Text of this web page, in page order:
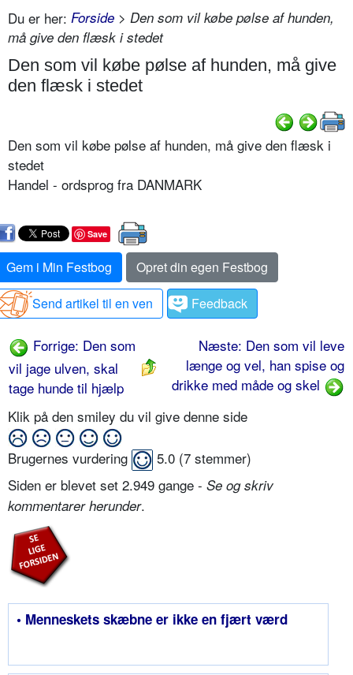
Du er her: Forside > Den som vil købe pølse af hunden,
må give den flæsk i stedet
Den som vil købe pølse af hunden, må give
den flæsk i stedet
Den som vil købe pølse af hunden, må give den flæsk i
stedet
Handel - ordsprog fra DANMARK
Save
Gem i Min Festbog
Opret din egen Festbog
Send artikel til en ven
Feedback
Forrige: Den som
vil jage ulven, skal
tage hunde til hjælp
Næste: Den som vil leve
længe og vel, han spise og
drikke med måde og skel
Klik på den smiley du vil give denne side
Brugernes vurdering 5.0 (7 stemmer)
Siden er blevet set 2.949 gange - Se og skriv
kommentarer herunder.
• Menneskets skæbne er ikke en fjært værd